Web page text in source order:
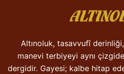
Altınoluk, tasavvufî
manevi terbiyeyi aynı
dergidir. Gayesi; kalbe hitap